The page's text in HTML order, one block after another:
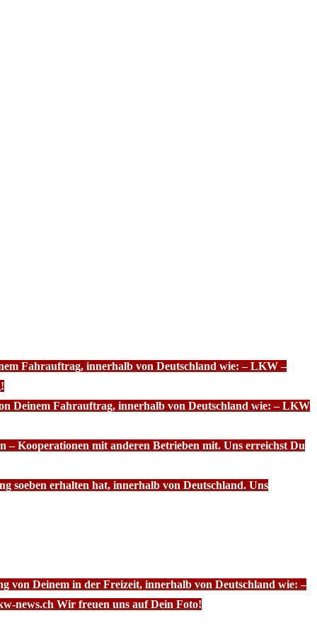
Fahrauftrag, innerhalb von Deutschland wie: – LKW –
Deinem Fahrauftrag, innerhalb von Deutschland wie: – LKW
– Kooperationen mit anderen Betrieben mit. Uns erreichst Du
soeben erhalten hat, innerhalb von Deutschland. Uns
von Deinem in der Freizeit, innerhalb von Deutschland wie: –
news.ch Wir freuen uns auf Dein Foto!